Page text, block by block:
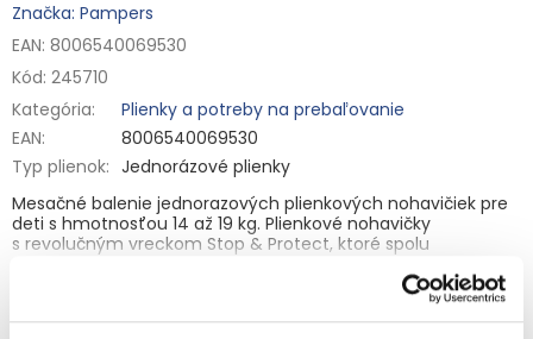
Značka: Pampers
EAN: 8006540069530
Kód: 245710
Kategória:
Plienky a potreby na prebaľovanie
EAN:
8006540069530
Typ plienok: Jednorázové plienky
Mesačné balenie jednorazových plienkových nohavičiek pre
deti s hmotnosťou 14 až 19 kg. Plienkové nohavičky
s revolučným vreckom Stop & Protect, ktoré spolu
úplnej ochrany proti pretečeniu. Absorpčné jadro okamžite
absorbuje tekutinu a dvojité bezpečnostné manžetky
pomáhajú predchádzať pretečeniu okolo nožičiek.